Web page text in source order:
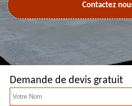
Contactez
Demande de devis gratuit